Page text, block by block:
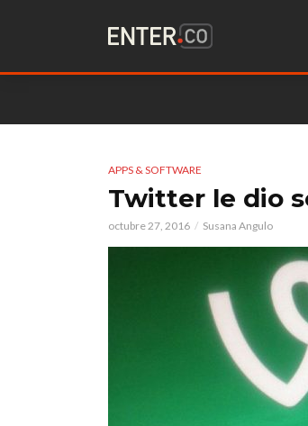
APPS & SOFTWARE
Twitter le dio
octubre 27, 2016 Susana Angulo